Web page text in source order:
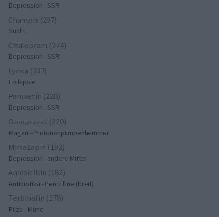
Depression - SSRI
Champix (297)
Sucht
Citalopram (274)
Depression - SSRI
Lyrica (237)
Epilepsie
Paroxetin (228)
Depression - SSRI
Omeprazol (220)
Magen - Protonenpumpenhemmer
Mirtazapin (192)
Depression - andere Mittel
Amoxicillin (182)
Antibiotika - Penizilline (breit)
Terbinafin (178)
Pilze - Mund